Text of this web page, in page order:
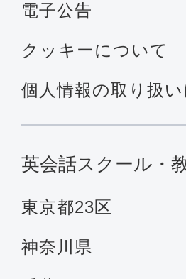
電子公告
クッキーについて
個人情報の取り扱
英会話スクール・
東京都23区
神奈川県